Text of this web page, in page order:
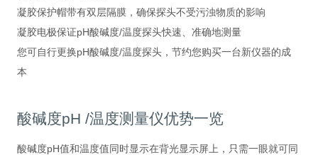
凝胶保护帽带有双层隔膜，确保探头不受污浊物质的影响
凝胶电极保证pH酸碱度/温度探头快速、准确地测量
您可自行更换pH酸碱度/温度探头，节约您购买一台新仪器的成
本
酸碱度pH /温度测量仪优势一览
酸碱度pH值和温度值同时显示在背光显示屏上，只需一眼就可同